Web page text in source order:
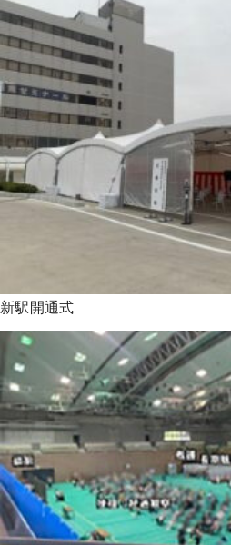
新駅開通式